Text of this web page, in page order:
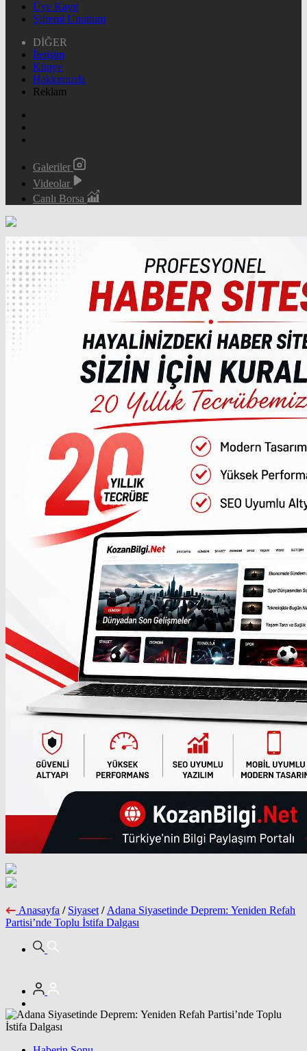
Üye Kayıt
Şifremi Unuttum
DİĞER
İletişim
Künye
Hakkımızda
Reklam
Galeriler
Videolar
Canlı Borsa
Anasayfa / Siyaset / Adana Siyasetinde Deprem: Yeniden Refah
Partisi’nde Toplu İstifa Dalgası